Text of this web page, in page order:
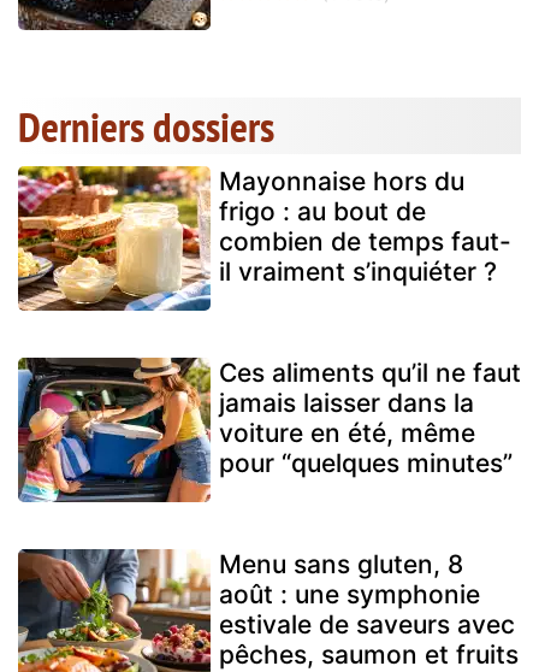
Derniers dossiers
Mayonnaise hors du
frigo : au bout de
combien de temps faut-
il vraiment s’inquiéter ?
Ces aliments qu’il ne faut
jamais laisser dans la
voiture en été, même
pour “quelques minutes”
Menu sans gluten, 8
août : une symphonie
estivale de saveurs avec
pêches, saumon et fruits